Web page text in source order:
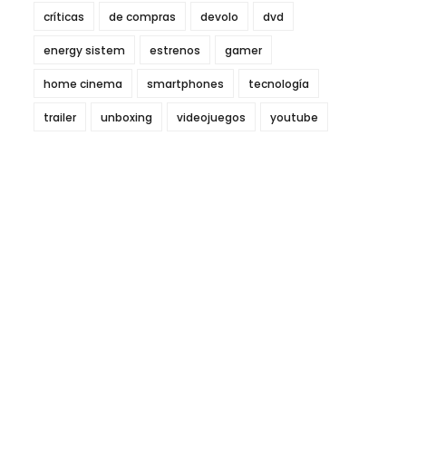
críticas de compras devolo dvd
energy sistem estrenos gamer
home cinema smartphones tecnología
trailer unboxing videojuegos youtube